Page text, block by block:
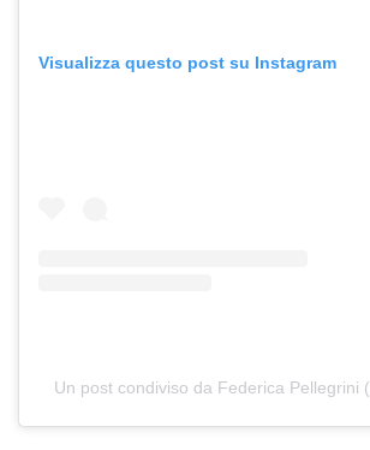
Visualizza questo post su Instagram
Un post condiviso da Federica Pellegrini